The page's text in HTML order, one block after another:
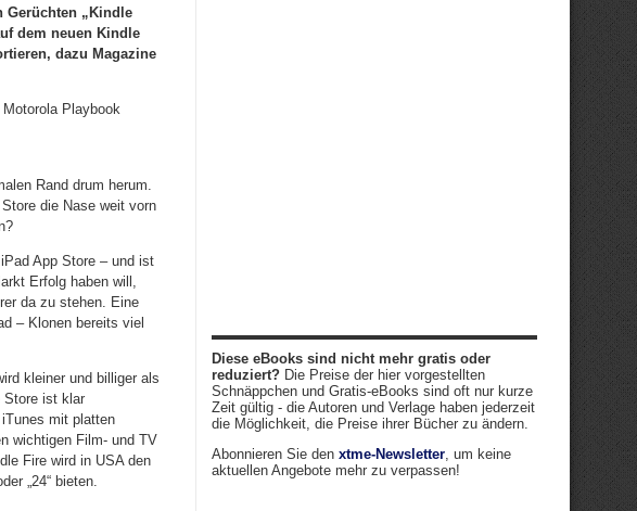
Gerüchten „Kindle
dem neuen Kindle
dazu Magazine
Playbook
Rand drum herum.
die Nase weit vorn
App Store – und ist
Erfolg haben will,
da zu stehen. Eine
– Klonen bereits viel
kleiner und billiger als
Store ist klar
mit platten
wichtigen Film- und TV
Fire wird in USA den
„24“ bieten.
Diese eBooks sind nicht mehr gratis oder
reduziert? Die Preise der hier vorgestellten
Schnäppchen und Gratis-eBooks sind oft nur kurze
Zeit gültig - die Autoren und Verlage haben jederzeit
die Möglichkeit, die Preise ihrer Bücher zu ändern.
Abonnieren Sie den xtme-Newsletter, um keine
aktuellen Angebote mehr zu verpassen!